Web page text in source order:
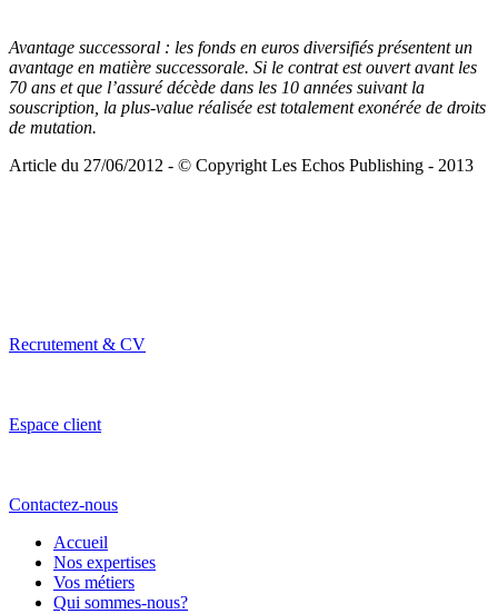
Avantage successoral : les fonds en euros diversifiés présentent un
avantage en matière successorale. Si le contrat est ouvert avant les
70 ans et que l’assuré décède dans les 10 années suivant la
souscription, la plus-value réalisée est totalement exonérée de droits
de mutation.
Article du 27/06/2012 - © Copyright Les Echos Publishing - 2013
Recrutement & CV
Espace client
Contactez-nous
Accueil
Nos expertises
Vos métiers
Qui sommes-nous?